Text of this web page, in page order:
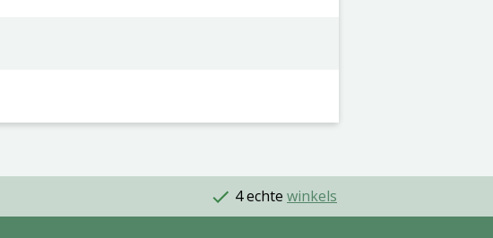
4 echte winkels